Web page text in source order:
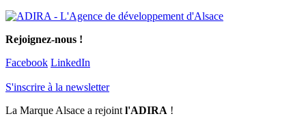
Rejoignez-nous !
Facebook LinkedIn
S'inscrire à la newsletter
La Marque Alsace a rejointl'ADIRA !